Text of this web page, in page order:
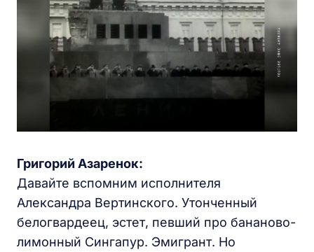
Григорий Азаренок:
Давайте вспомним исполнителя
Александра Вертинского. Утонченный
белогвардеец, эстет, певший про бананово-
лимонный Сингапур. Эмигрант. Но